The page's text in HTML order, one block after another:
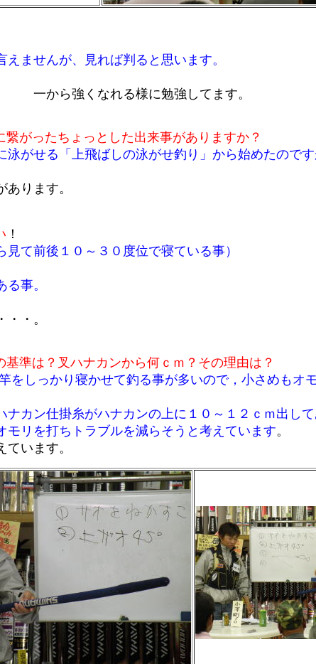
ませんが、見れば判ると思います。
一から強くなれる様に勉強してます。
がったちょっとした出来事がありますか？
がせる「上飛ばしの泳がせ釣り」から始めたので
ります。
！
て前後１０～３０度位で寝ている事）
事。
・。
準は？叉ハナカンから何ｃｍ？その理由は？
をしっかり寝かせて釣る事が多いので，小さめもオ
カン仕掛糸がハナカンの上に１０～１２ｃｍ出し
リを打ちトラブルを減らそうと考えています。
います。